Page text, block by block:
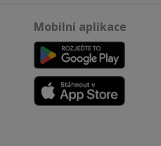
Mobilní aplikace